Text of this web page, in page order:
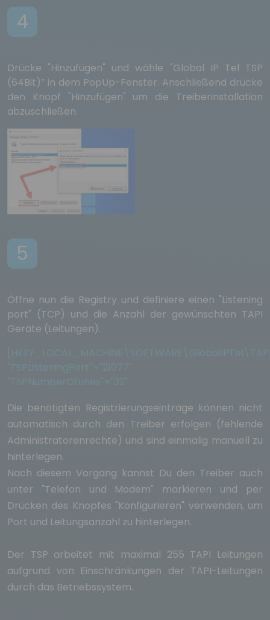
4
Drücke "Hinzufügen" und wähle "Global IP Tel TSP
(64Bit)” in dem PopUp-Fenster. Anschließend drücke
den Knopf "Hinzufügen" um die Treiberinstallation
abzuschließen.
5
Öffne nun die Registry und definiere einen "Listening
port" (TCP) und die Anzahl der gewünschten TAPI
Geräte (Leitungen).
Die benötigten Registrierungseinträge können nicht
automatisch durch den Treiber erfolgen (fehlende
Administratorenrechte) und sind einmalig manuell zu
hinterlegen.
Nach diesem Vorgang kannst Du den Treiber auch
unter "Telefon und Modem" markieren und per
Drücken des Knopfes "Konfigurieren" verwenden, um
Port und Leitungsanzahl zu hinterlegen.
Der TSP arbeitet mit maximal 255 TAPI Leitungen
aufgrund von Einschränkungen der TAPI-Leitungen
durch das Betriebssystem.